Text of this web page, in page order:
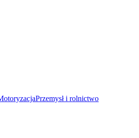
Przemysł i rolnictwo